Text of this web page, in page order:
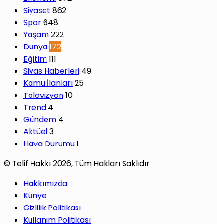
Siyaset 862
Spor648
Yaşam222
Dünya172
Eğitim111
Sivas Haberleri 49
Kamu İlanları25
Televizyon10
Trend 4
Gündem 4
Aktüel3
Hava Durumu1
© Telif Hakkı 2026, Tüm Hakları Saklıdır
Hakkımızda
Künye
Gizlilik Politikası
Kullanım Politikası